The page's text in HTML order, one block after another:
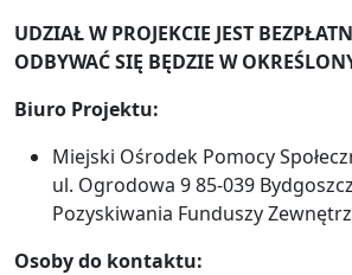
UDZIAŁ W PROJEKCIE JEST
ODBYWAĆ SIĘ BĘDZIE W
Biuro Projektu:
Miejski Ośrodek Pomocy
ul. Ogrodowa 9 85-039
Pozyskiwania Funduszy
Osoby do kontaktu: